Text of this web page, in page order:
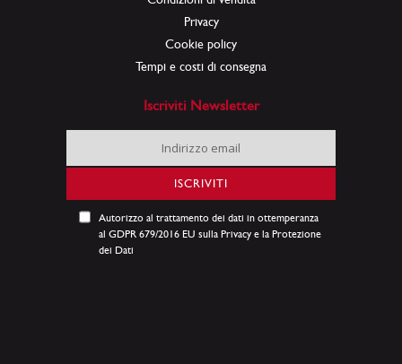
Privacy
Cookie policy
Tempi e costi di consegna
Iscriviti Newsletter
Iscriviti
alla
nostra
ISCRIVITI
Autorizzo al trattamento dei dati in ottemperanza
al GDPR 679/2016 EU sulla Privacy e la Protezione
dei Dati